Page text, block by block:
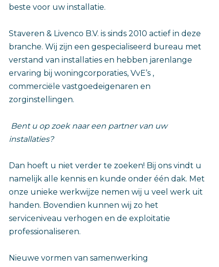
beste voor uw installatie.
Staveren & Livenco B.V. is sinds 2010 actief in deze
branche. Wij zijn een gespecialiseerd bureau met
verstand van installaties en hebben jarenlange
ervaring bij woningcorporaties, VvE’s ,
commerciële vastgoedeigenaren en
zorginstellingen.
Bent u op zoek naar een partner van uw
installaties?
Dan hoeft u niet verder te zoeken! Bij ons vindt u
namelijk alle kennis en kunde onder één dak. Met
onze unieke werkwijze nemen wij u veel werk uit
handen. Bovendien kunnen wij zo het
serviceniveau verhogen en de exploitatie
professionaliseren.
Nieuwe vormen van samenwerking